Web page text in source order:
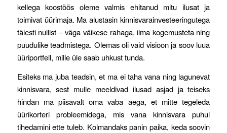
kellega koostöös oleme valmis ehitanud mitu ilusat ja
toimivat üürimaja. Ma alustasin kinnisvarainvesteeringutega
täiesti nullist – väga väikese rahaga, ilma kogemusteta ning
puudulike teadmistega. Olemas oli vaid visioon ja soov luua
üüriportfell, mille üle saab uhkust tunda.
Esiteks ma juba teadsin, et ma ei taha vana ning lagunevat
kinnisvara, sest mulle meeldivad ilusad asjad ja teiseks
hindan ma piisavalt oma vaba aega, et mitte tegeleda
üürikorteri probleemidega, mis vana kinnisvara puhul
tihedamini ette tuleb. Kolmandaks panin paika, keda soovin